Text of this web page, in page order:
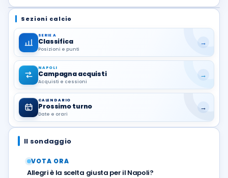
Sezioni calcio
SERIE A
Classifica
Posizioni e punti
→
NAPOLI
Campagna acquisti
Acquisti e cessioni
→
CALENDARIO
Prossimo turno
Date e orari
→
Il sondaggio
VOTA ORA
Allegri è la scelta giusta per il Napoli?